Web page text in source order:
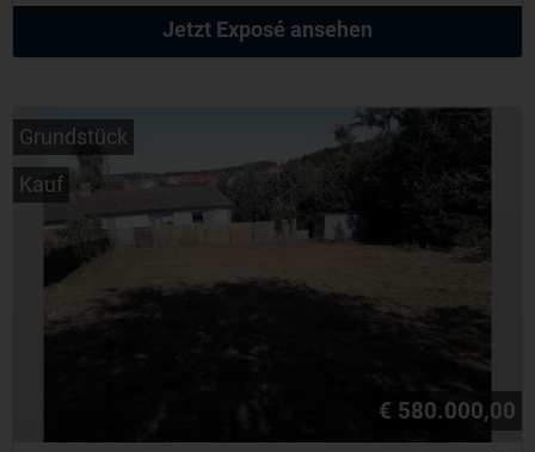
Jetzt Exposé ansehen
Grundstück
Kauf
€ 580.000,00